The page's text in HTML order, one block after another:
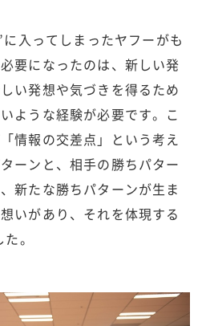
入ってしまったヤフーがも
要になったのは、新しい発
い発想や気づきを得るため
ような経験が必要です。こ
情報の交差点」という考え
ーンと、相手の勝ちパター
新たな勝ちパターンが生ま
いがあり、それを体現する
。